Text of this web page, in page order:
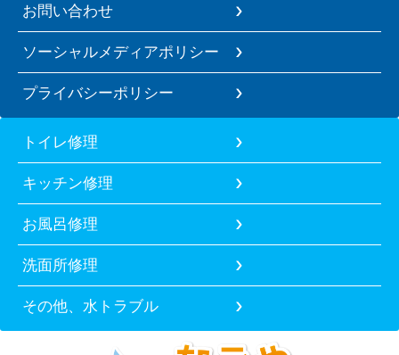
お問い合わせ
ソーシャルメディアポリシー
プライバシーポリシー
トイレ修理
キッチン修理
お風呂修理
洗面所修理
その他、水トラブル